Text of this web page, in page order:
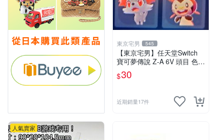
東京宅男 545
【東京宅男】任天堂Switch
寶可夢傳說 Z-A 6V 頭目 色違
XY版御三家 一隻30元
$30
近期銷量17件
人氣賣家